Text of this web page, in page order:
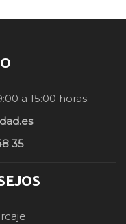
a 15:00 horas.
35